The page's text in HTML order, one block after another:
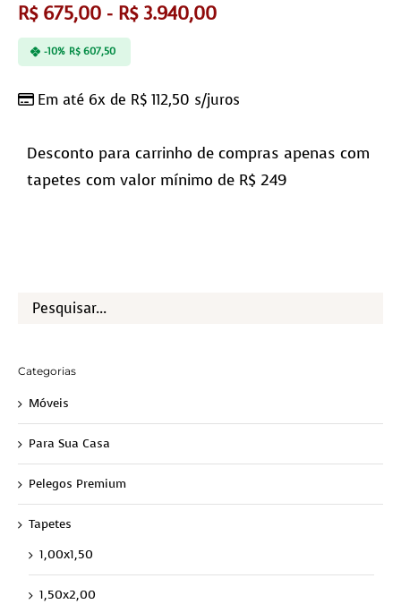
R$675,00 - R$3.940,00
Em até 6x de R$ 112,50 s/juros
-10% R$607,50
Desconto para carrinho de compras apenas com
tapetes com valor mínimo de R$ 249
Categorias
Móveis
Para Sua Casa
Pelegos Premium
Tapetes
1,00x1,50
1,50x2,00